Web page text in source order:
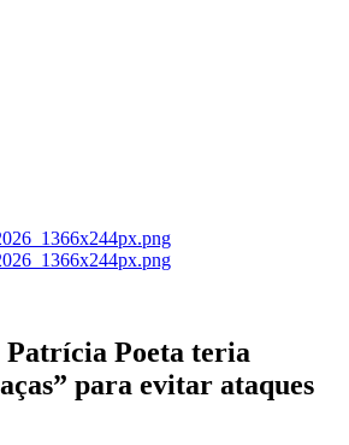
Patrícia Poeta teria
para evitar ataques